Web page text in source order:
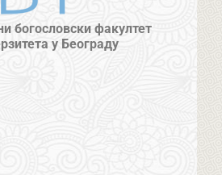
богословски факултет
у Београду